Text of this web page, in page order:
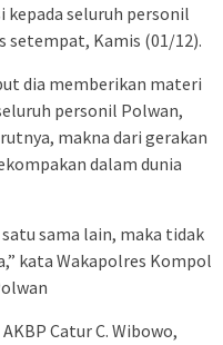
kepada seluruh personil
setempat, Kamis (01/12).
dia memberikan materi
personil Polwan,
makna dari gerakan
dalam dunia
sama lain, maka tidak
kata Wakapolres Kompol
Catur C. Wibowo,